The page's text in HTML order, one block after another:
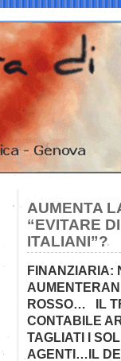
AUMENTA
“EVITARE
ITALIANI”?
FINANZIARIA:
ROSSO… IL
CONTABILE
TAGLIATI I
AGENTI…IL